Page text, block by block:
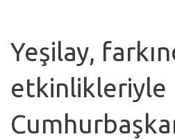
Yeşilay,
etkinlikleriyle